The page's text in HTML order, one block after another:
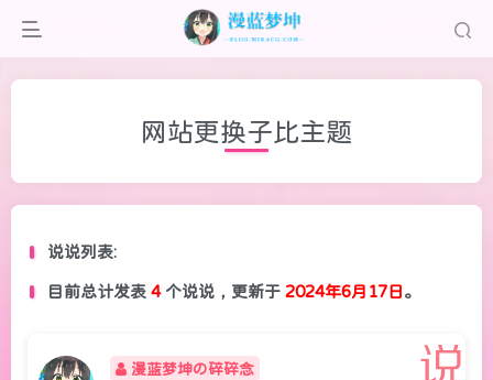
网站更换子比主题
说说列表:
目前总计发表 4个说说，更新于 2024年6月17日 。
漫蓝梦坤の碎碎念